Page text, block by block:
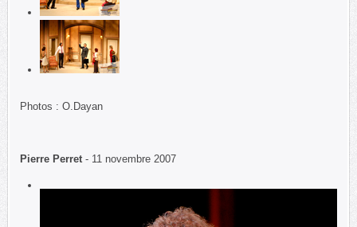
Photos : O.Dayan
Pierre Perret - 11 novembre 2007